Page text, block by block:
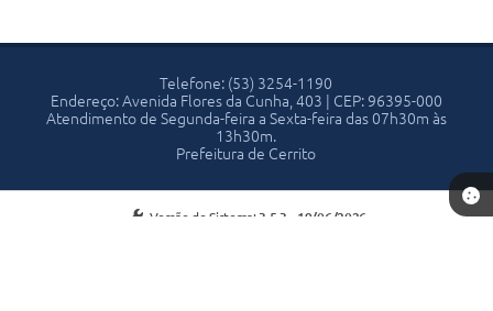
Telefone: (53) 3254-1190
Endereço: Avenida Flores da Cunha, 403 | CEP: 96395-000
Atendimento de Segunda-feira a Sexta-feira das 07h30m às
13h30m.
Prefeitura de Cerrito
Versão do Sistema: 3.5.3 - 19/06/2026